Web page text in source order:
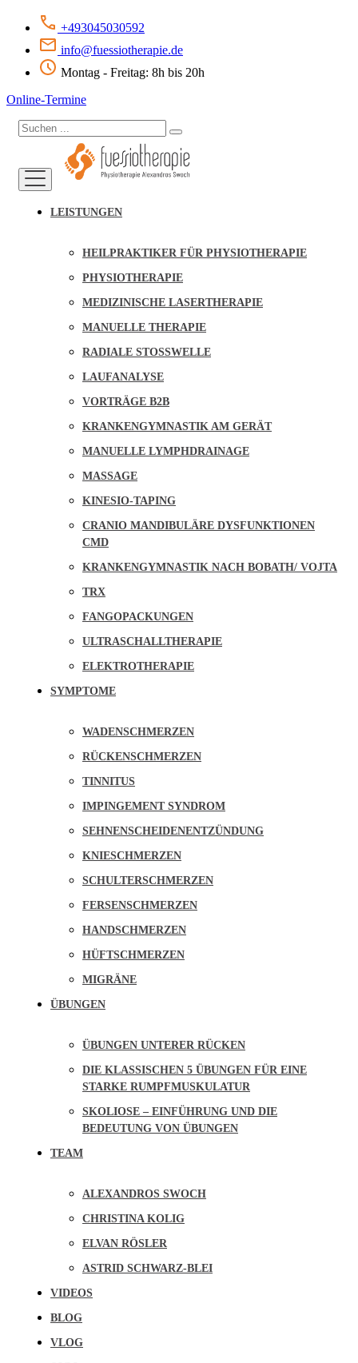
+493045030592
info@fuessiotherapie.de
Montag - Freitag: 8h bis 20h
Online-Termine
LEISTUNGEN
HEILPRAKTIKER FÜR PHYSIOTHERAPIE
PHYSIOTHERAPIE
MEDIZINISCHE LASERTHERAPIE
MANUELLE THERAPIE
RADIALE STOSSWELLE
LAUFANALYSE
VORTRÄGE B2B
KRANKENGYMNASTIK AM GERÄT
MANUELLE LYMPHDRAINAGE
MASSAGE
KINESIO-TAPING
CRANIO MANDIBULÄRE DYSFUNKTIONEN
CMD
KRANKENGYMNASTIK NACH BOBATH/ VOJTA
TRX
FANGOPACKUNGEN
ULTRASCHALLTHERAPIE
ELEKTROTHERAPIE
SYMPTOME
WADENSCHMERZEN
RÜCKENSCHMERZEN
TINNITUS
IMPINGEMENT SYNDROM
SEHNENSCHEIDENENTZÜNDUNG
KNIESCHMERZEN
SCHULTERSCHMERZEN
FERSENSCHMERZEN
HANDSCHMERZEN
HÜFTSCHMERZEN
MIGRÄNE
ÜBUNGEN
ÜBUNGEN UNTERER RÜCKEN
DIE KLASSISCHEN 5 ÜBUNGEN FÜR EINE
STARKE RUMPFMUSKULATUR
SKOLIOSE – EINFÜHRUNG UND DIE
BEDEUTUNG VON ÜBUNGEN
TEAM
ALEXANDROS SWOCH
CHRISTINA KOLIG
ELVAN RÖSLER
ASTRID SCHWARZ-BLEI
VIDEOS
BLOG
VLOG